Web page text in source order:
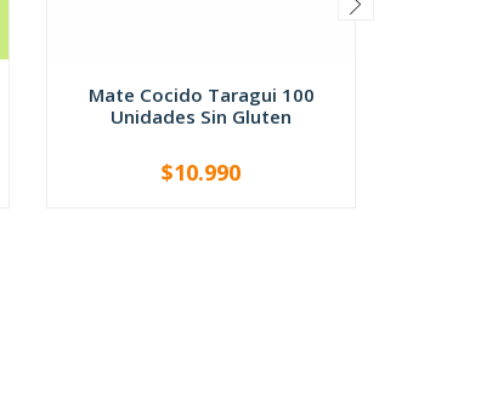
Mate Cocido Taragui 100
Unidades Sin Gluten
+
$10.990